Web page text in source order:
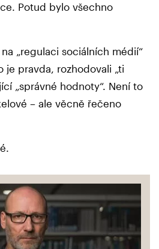
Potud bylo všechno
„regulaci sociálních médií“
je pravda, rozhodovali „ti
„správné hodnoty“. Není to
– ale věcně řečeno